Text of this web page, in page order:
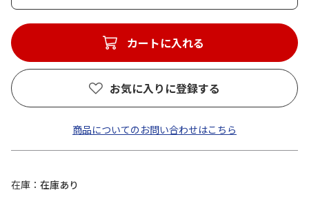
カートに入れる
お気に入りに登録する
商品についてのお問い合わせはこちら
在庫
在庫あり